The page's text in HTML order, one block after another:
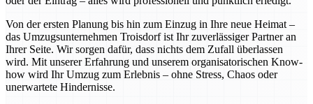
Von der ersten Planung bis hin zum Einzug in Ihre neue Heimat –
das Umzugsunternehmen Troisdorf ist Ihr zuverlässiger Partner an
Ihrer Seite. Wir sorgen dafür, dass nichts dem Zufall überlassen
wird. Mit unserer Erfahrung und unserem organisatorischen Know-
how wird Ihr Umzug zum Erlebnis – ohne Stress, Chaos oder
unerwartete Hindernisse.